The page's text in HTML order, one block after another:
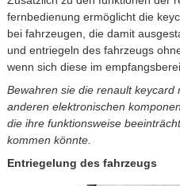
fernbedienung ermöglicht die
bei fahrzeugen, die damit
und entriegeln des fahrzeugs
wenn sich diese im
Bewahren sie die renault
anderen elektronischen
die ihre funktionsweise
kommen könnte.
Entriegelung des fahrzeugs